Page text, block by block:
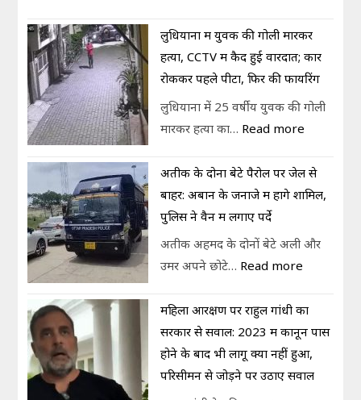
लुधियाना में युवक की गोली मारकर
हत्या, CCTV में कैद हुई वारदात; कार
रोककर पहले पीटा, फिर की फायरिंग
लुधियाना में 25 वर्षीय युवक की गोली
मारकर हत्या का… Read more
अतीक के दोनों बेटे पैरोल पर जेल से
बाहर: अबान के जनाजे में होंगे शामिल,
पुलिस ने वैन में लगाए पर्दे
अतीक अहमद के दोनों बेटे अली और
उमर अपने छोटे… Read more
महिला आरक्षण पर राहुल गांधी का
सरकार से सवाल: 2023 में कानून पास
होने के बाद भी लागू क्यों नहीं हुआ,
परिसीमन से जोड़ने पर उठाए सवाल